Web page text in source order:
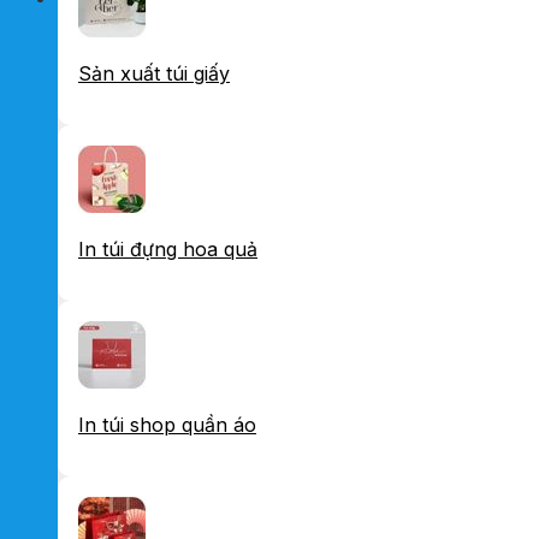
Sản xuất túi giấy
In túi đựng hoa quả
In túi shop quần áo